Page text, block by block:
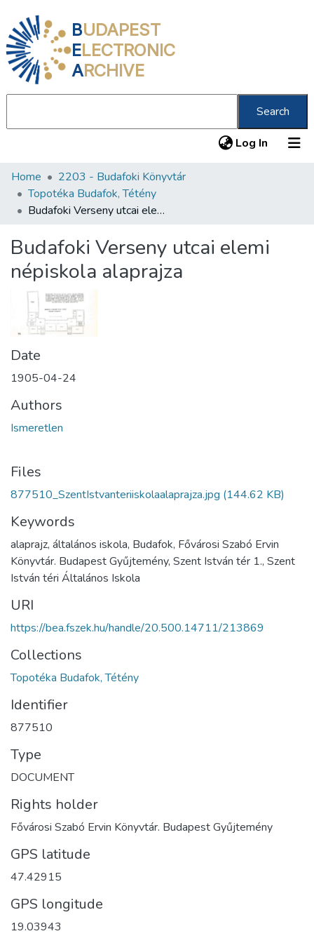
BUDAPEST
ELECTRONIC
ARCHIVE
Search
Log In (current)
Communities & Collections
All of DSpace
About us
Home
2203 - Budafoki Könyvtár
Topotéka Budafok, Tétény
Budafoki Verseny utcai elemi népiskola alaprajza
Budafoki Verseny utcai elemi
népiskola alaprajza
Date
1905-04-24
Authors
Ismeretlen
Files
877510_SzentIstvanteriiskolaalaprajza.jpg (144.62 KB)
Keywords
alaprajz, általános iskola, Budafok, Fővárosi Szabó Ervin
Könyvtár. Budapest Gyűjtemény, Szent István tér 1., Szent
István téri Általános Iskola
URI
https://bea.fszek.hu/handle/20.500.14711/213869
Collections
Topotéka Budafok, Tétény
Identifier
877510
Type
DOCUMENT
Rights holder
Fővárosi Szabó Ervin Könyvtár. Budapest Gyűjtemény
GPS latitude
47.42915
GPS longitude
19.03943